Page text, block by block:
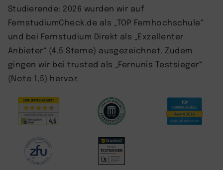
Studierende: 2026 wurden wir auf
FernstudiumCheck.de als „TOP Fernhochschule“
und bei Fernstudium Direkt als „Exzellenter
Anbieter“ (4,5 Sterne) ausgezeichnet. Zudem
gingen wir bei trusted als „Fernunis Testsieger“
(Note 1,5) hervor.